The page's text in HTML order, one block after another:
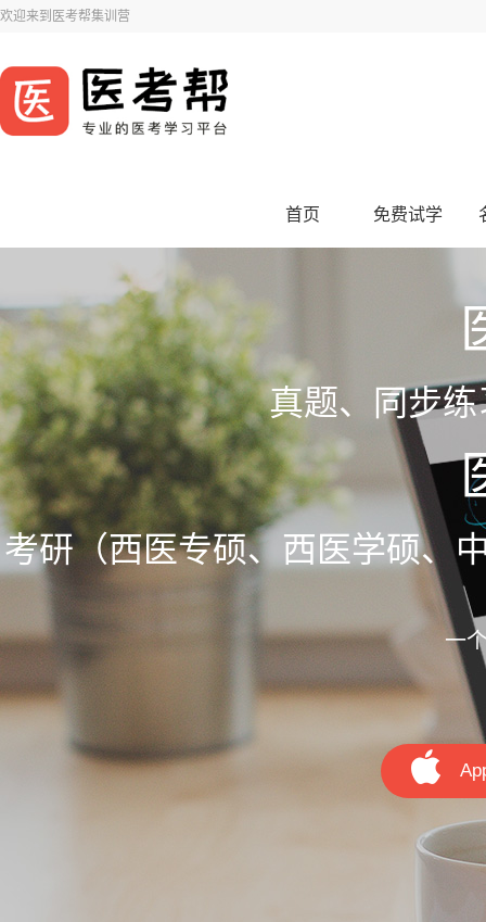
欢迎来到医考帮集训营
首页 免费试学
真题、同步
考研（西医专硕、西医学硕、
一